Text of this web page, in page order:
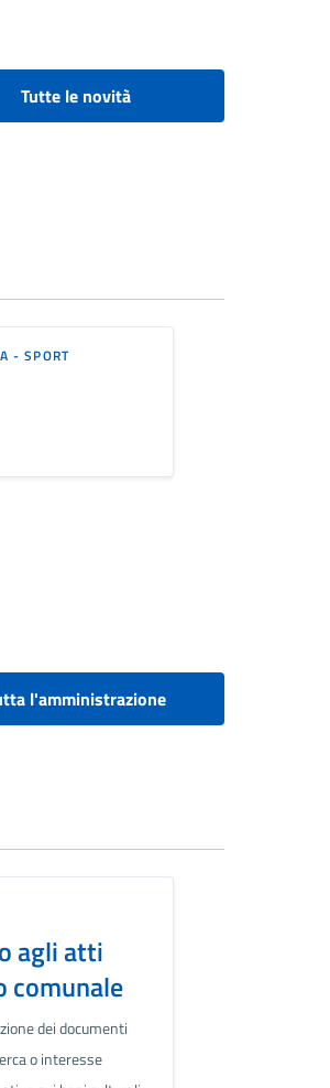
Tutte le novità
- SPORT
l'amministrazione
agli atti
comunale
dei documenti
o interesse